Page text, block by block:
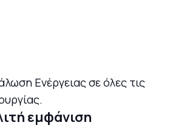
Ενέργειας σε όλες τις
εμφάνιση